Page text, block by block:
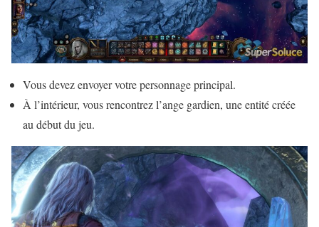
Vous devez envoyer votre personnage principal.
À l’intérieur, vous rencontrez l’ange gardien, une entité créée
au début du jeu.